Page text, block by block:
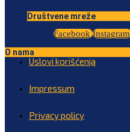
Društvene mreže
Facebook Instagram
O nama
Uslovi korišćenja
Impressum
Privacy policy